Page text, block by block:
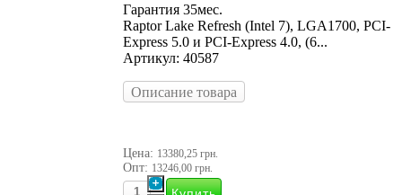
Гарантия 35мес.
Raptor Lake Refresh (Intel 7), LGA1700, PCI-
Express 5.0 и PCI-Express 4.0, (6...
Артикул: 40587
Описание товара
Цена: 13380,25 грн.
Опт: 13246,00 грн.